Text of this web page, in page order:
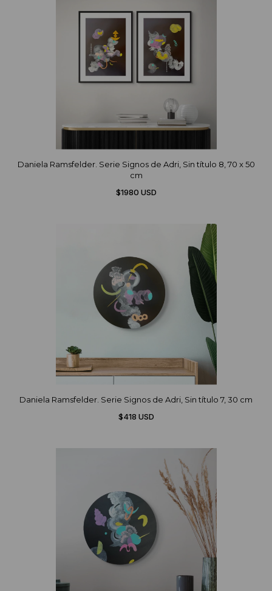
Daniela Ramsfelder. Serie Signos de Adri, Sin título 8, 70 x 50
cm
$1980 USD
Daniela Ramsfelder. Serie Signos de Adri, Sin título 7, 30 cm
$418 USD